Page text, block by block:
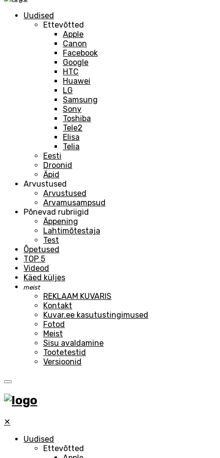
Uudised
Ettevõtted
Apple
Canon
Facebook
Google
HTC
Huawei
LG
Samsung
Sony
Toshiba
Tele2
Elisa
Telia
Eesti
Droonid
Äpid
Arvustused
Arvustused
Arvamusampsud
Põnevad rubriigid
Äppening
Lahtimõtestaja
Test
Õpetused
TOP 5
Videod
Käed küljes
meist
REKLAAM KUVARIS
Kontakt
Kuvar.ee kasutustingimused
Fotod
Meist
Sisu avaldamine
Tootetestid
Versioonid
✕
Uudised
Ettevõtted